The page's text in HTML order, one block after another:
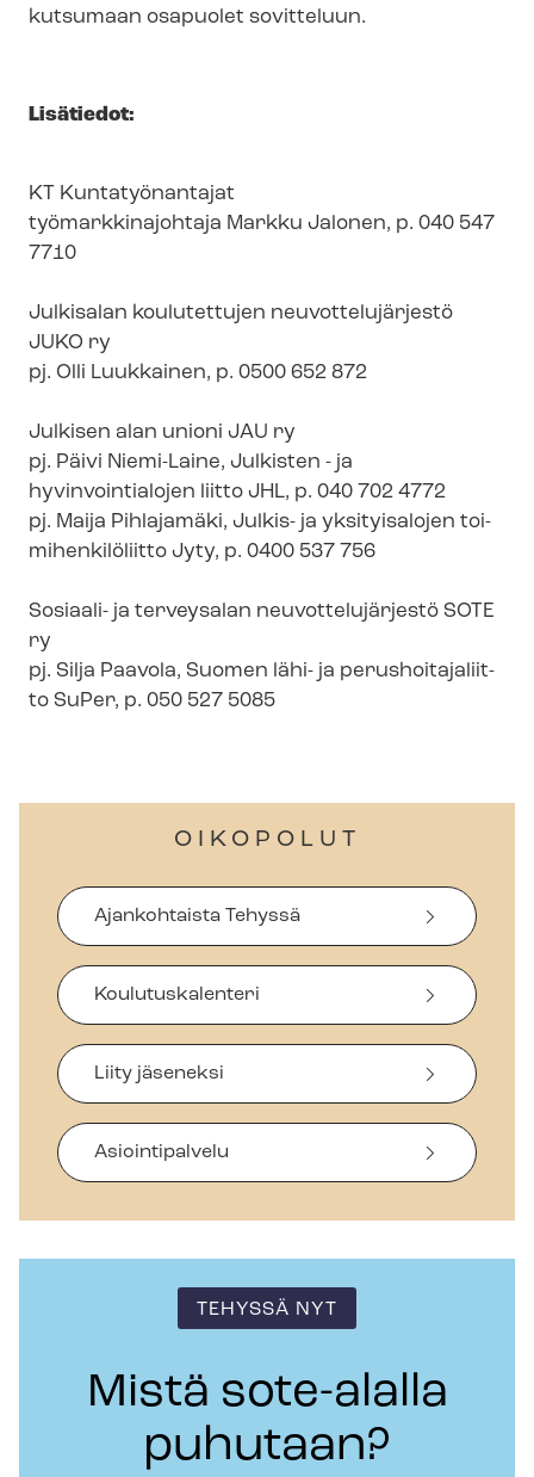
kutsumaan osapuolet sovitteluun.
Lisätiedot:
KT Kuntatyönantajat
työ­mark­kin­ajoh­ta­ja Markku Jalonen, p. 040 547
7710
Julkisalan koulutettujen neu­vot­te­lu­jär­jes­tö
JUKO ry
pj. Olli Luukkainen, p. 0500 652 872
Julkisen alan unioni JAU ry
pj. Päivi Niemi-Laine, Julkisten - ja
hyvinvointialojen liitto JHL, p. 040 702 4772
pj. Maija Pihlajamäki, Julkis- ja yksityisalojen toi­
mi­hen­ki­lö­liit­to Jyty, p. 0400 537 756
Sosiaali- ja terveysalan neu­vot­te­lu­jär­jes­tö SOTE
ry
pj. Silja Paavola, Suomen lähi- ja pe­rus­hoi­ta­ja­liit­
to SuPer, p. 050 527 5085
OIKOPOLUT
Ajankohtaista Tehyssä
Koulutuskalenteri
Liity jäseneksi
Asiointipalvelu
TEHYSSÄ NYT
Mistä sote-alalla
puhutaan?